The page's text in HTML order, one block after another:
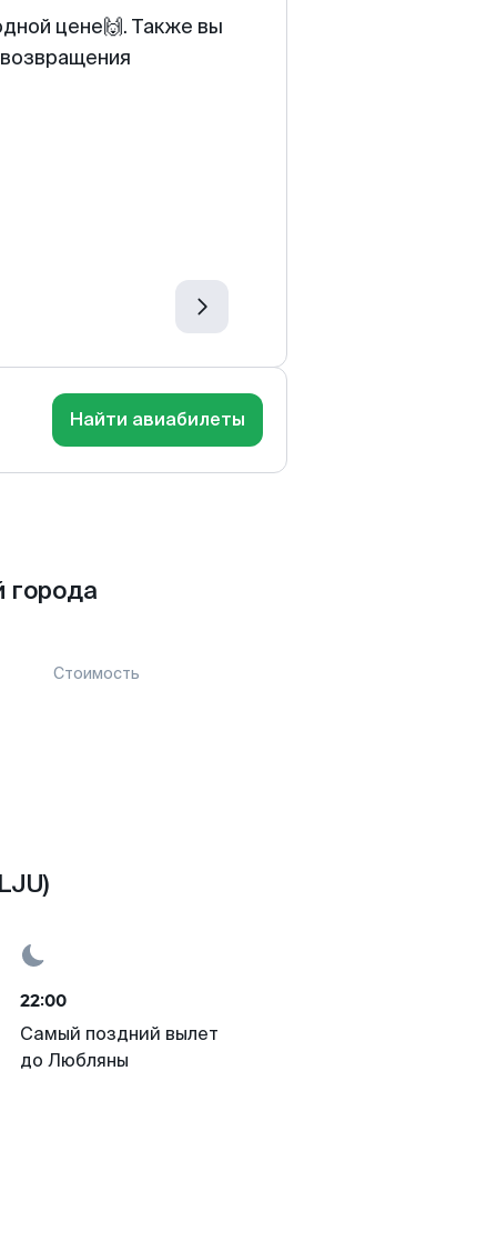
цене🙌. Также вы
Найти авиабилеты
Стоимость
22:00
Самый поздний вылет
до Любляны